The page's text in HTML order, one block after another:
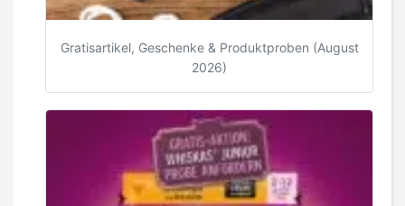
Gratisartikel, Geschenke & Produktproben (August
2026)